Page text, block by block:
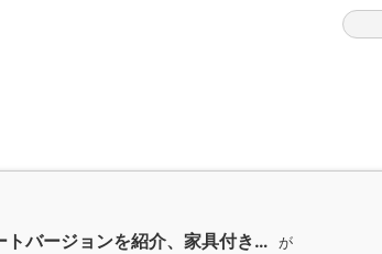
トバージョンを紹介、家具付き…
が